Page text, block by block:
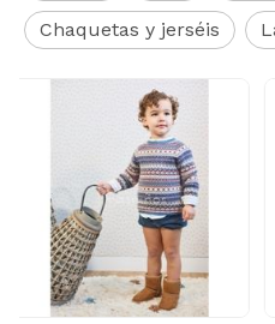
Chaquetas y jerséis